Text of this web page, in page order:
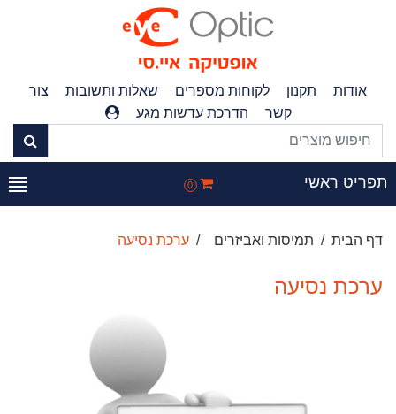
אודות תקנון לקוחות מספרים שאלות ותשובות
צור
קשר
הדרכת עדשות מגע
תפריט ראשי 0
דף הבית תמיסות ואביזרים ערכת נסיעה
ערכת נסיעה